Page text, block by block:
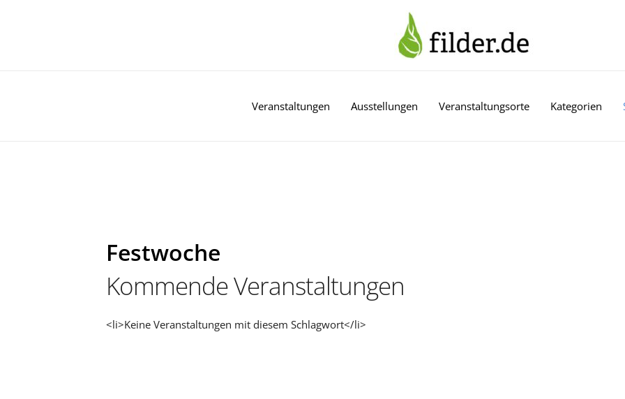
Veranstaltungen Ausstellungen Veranstaltungsorte Kategorien
Festwoche
Kommende Veranstaltungen
<li>Keine Veranstaltungen mit diesem Schlagwort</li>